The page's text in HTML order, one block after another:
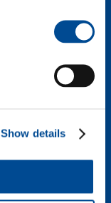
Show details